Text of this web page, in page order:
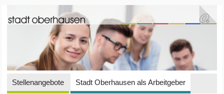
Stellenangebote Stadt Oberhausen als Arbeitgeber